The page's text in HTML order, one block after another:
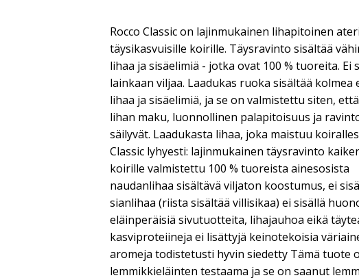
Rocco Classic on lajinmukainen lihapitoinen
täysikasvuisille koirille. Täysravinto sisältää
lihaa ja sisäelimiä - jotka ovat 100 % tuoreita. Ei
lainkaan viljaa. Laadukas ruoka sisältää kolmea
lihaa ja sisäelimiä, ja se on valmistettu siten,
lihan maku, luonnollinen palapitoisuus ja
säilyvät. Laadukasta lihaa, joka maistuu
Classic lyhyesti: lajinmukainen täysravinto
koirille valmistettu 100 % tuoreista ainesosista
naudanlihaa sisältävä viljaton koostumus, ei
sianlihaa (riista sisältää villisikaa) ei sisällä
eläinperäisiä sivutuotteita, lihajauhoa eikä
kasviproteiineja ei lisättyjä keinotekoisia
aromeja todistetusti hyvin siedetty Tämä tuote
lemmikkieläinten testaama ja se on saanut